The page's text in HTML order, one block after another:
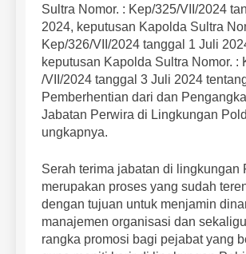
Sultra Nomor. : Kep/325/VII/2024
2024, keputusan Kapolda Sultra
Kep/326/VII/2024 tanggal 1 Juli
keputusan Kapolda Sultra Nomor. :
/VII/2024 tanggal 3 Juli 2024
Pemberhentian dari dan
Jabatan Perwira di Lingkungan
ungkapnya.
Serah terima jabatan di lingkungan
merupakan proses yang sudah
dengan tujuan untuk menjamin
manajemen organisasi dan
rangka promosi bagi pejabat yang